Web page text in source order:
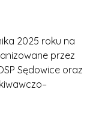
2025 roku na
przez
Sędowice oraz